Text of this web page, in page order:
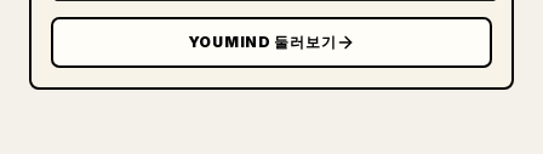
YOUMIND 둘러보기